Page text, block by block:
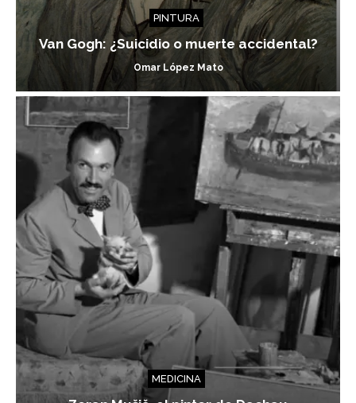
PINTURA
Van Gogh: ¿Suicidio o muerte accidental?
Omar López Mato
MEDICINA